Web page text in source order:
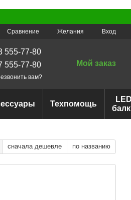
Сравнение Желания Вход
555-77-80
555-77-80
вам?
Мой заказ
Техпомощь
сначала дешевле по названию